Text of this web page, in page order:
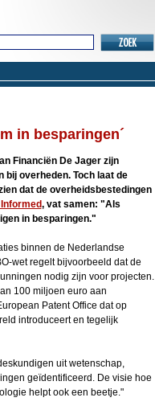
in besparingen´
Financiën De Jager zijn
bij overheden. Toch laat de
dat de overheidsbestedingen
, vat samen: "Als
in besparingen."
binnen de Nederlandse
wet regelt bijvoorbeeld dat de
nodig zijn voor projecten.
100 miljoen euro aan
Patent Office dat op
introduceert en tegelijk
uit wetenschap,
geïdentificeerd. De visie hoe
helpt ook een beetje."